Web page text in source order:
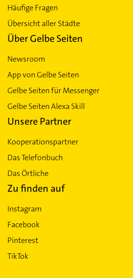
Häufige Fragen
Übersicht aller Städte
Über Gelbe Seiten
Newsroom
App von Gelbe Seiten
Gelbe Seiten für Messenger
Gelbe Seiten Alexa Skill
Unsere Partner
Kooperationspartner
Das Telefonbuch
Das Örtliche
Zu finden auf
Instagram
Facebook
Pinterest
TikTok